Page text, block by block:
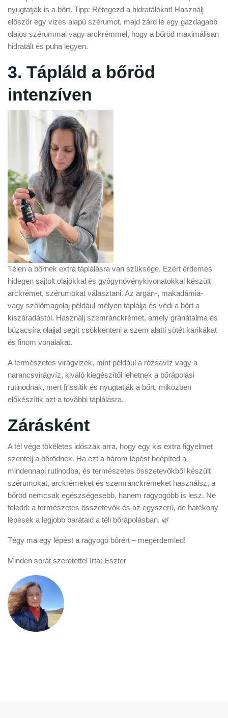
nyugtatják is a bőrt. Tipp: Rétegezd a hidratálókat! Használj
először egy vizes alapú szérumot, majd zárd le egy gazdagabb
olajos szérummal vagy arckrémmel, hogy a bőröd maximálisan
hidratált és puha legyen.
3. Tápláld a bőröd
intenzíven
Télen a bőrnek extra táplálásra van szüksége. Ezért érdemes
hidegen sajtolt olajokkal és gyógynövénykivonatokkal készült
arckrémet, szérumokat választani. Az argán-, makadámia-
vagy szőlőmagolaj például mélyen táplálja és védi a bőrt a
kiszáradástól. Használj szemránckrémet, amely gránátalma és
búzacsíra olajjal segít csökkenteni a szem alatti sötét karikákat
és finom vonalakat.
A természetes virágvizek, mint például a rózsavíz vagy a
narancsvirágvíz, kiváló kiegészítői lehetnek a bőrápolási
rutinodnak, mert frissítik és nyugtatják a bőrt, miközben
előkészítik azt a további táplálásra.
Zárásként
A tél vége tökéletes időszak arra, hogy egy kis extra figyelmet
szentelj a bőrödnek. Ha ezt a három lépést beépíted a
mindennapi rutinodba, és természetes összetevőkből készült
szérumokat, arckrémeket és szemránckrémeket használsz, a
bőröd nemcsak egészségesebb, hanem ragyogóbb is lesz. Ne
feledd: a természetes összetevők és az egyszerű, de hatékony
lépések a legjobb barátaid a téli bőrápolásban. 🌿
Tégy ma egy lépést a ragyogó bőrért – megérdemled!
Minden sorát szeretettel írta: Eszter